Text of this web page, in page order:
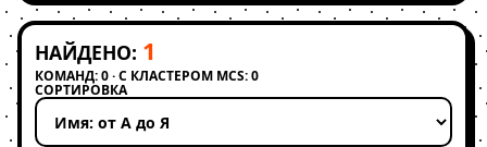
НАЙДЕНО: 1
КОМАНД: 0 · С КЛАСТЕРОМ MCS: 0
СОРТИРОВКА
Применить сортировку